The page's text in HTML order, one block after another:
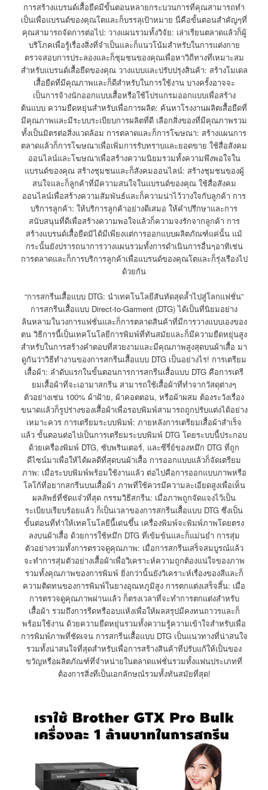
การสร้างแบรนด์เสื้อยืดมีขั้นตอนหลายกระบวนการที่คุณสามารถทำ
เป็นเพื่อแบรนด์ของคุณโตและก็บรรลุเป้าหมาย นี่คือขั้นตอนสำคัญๆที่
คุณสามารถจัดการต่อไป: วางแผนรวมทั้งวิจัย: เล่าเรียนตลาดแล้วก็ผู้
บริโภคเพื่อรู้เรื่องสิ่งที่จำเป็นและก็แนวโน้มสำหรับในการแต่งกาย
ตรวจสอบการประลองและก็ชุมชนของคุณเพื่อหาวิถีทางที่เหมาะสม
สำหรับแบรนด์เสื้อยืดของคุณ วางแบบและปรับปรุงสินค้า: สร้างโมเดล
เสื้อยืดที่มีคุณภาพและก็ดีสำหรับในการใช้งาน บางครั้งอาจจะ
เป็นการจ้างนักออกแบบเสื้อหรือใช้โปรแกรมออกแบบเพื่อสร้าง
ต้นแบบ ความยืดหยุ่นสำหรับเพื่อการผลิต: ค้นหาโรงงานผลิตเสื้อยืดที่
มีคุณภาพและมีระบบระเบียบการผลิตที่ดี เลือกสิ่งของที่มีคุณภาพรวม
ทั้งเป็นมิตรต่อสิ่งแวดล้อม การตลาดและก็การโฆษณา: สร้างแผนการ
ตลาดแล้วก็การโฆษณาเพื่อเพิ่มการรับทราบและยอดขาย ใช้สื่อสังคม
ออนไลน์และโฆษณาเพื่อสร้างความนิยมรวมทั้งความพึงพอใจใน
แบรนด์ของคุณ สร้างชุมชนและก็สังคมออนไลน์: สร้างชุมชนของผู้
สนใจและก็ลูกค้าที่มีความสนใจในแบรนด์ของคุณ ใช้สื่อสังคม
ออนไลน์เพื่อสร้างความสัมพันธ์และก็ความน่าไว้วางใจกับลูกค้า การ
บริการลูกค้า: ให้บริการลูกค้าอย่างดีเสมอ ให้คำปรึกษาและการ
สนับสนุนที่ดีเพื่อสร้างความพอใจแล้วก็ความจงรักจากลูกค้า การ
สร้างแบรนด์เสื้อยืดมิได้มีเพียงแต่การออกแบบผลิตภัณฑ์แค่นั้น แม้
กระนั้นยังปรารถนาการวางแผนรวมทั้งการดำเนินการอื่นๆอาทิเช่น
การตลาดและก็การบริการลูกค้าเพื่อแบรนด์ของคุณโตและก็รุ่งเรืองไป
ด้วยกัน
“การสกรีนเสื้อแบบ DTG: นำเทคโนโลยีสันทัดสุดล้ำไปสู่โลกแฟชั่น”
การสกรีนเสื้อแบบ Direct-to-Garment (DTG) ได้เป็นที่นิยมอย่าง
ล้นหลามในวงการแฟชั่นและก็การตลาดสินค้าที่มีการวางแบบเองของ
ตน วิธีการนี้เป็นเทคโนโลยีการพิมพ์ที่ทันสมัยและก็มีความยืดหยุ่นสูง
สำหรับในการสร้างคำตอบที่สวยงามและมีคุณภาพสูงสุดบนผ้าเสื้อ มา
ดูกันว่าวิธีทำงานของการสกรีนเสื้อแบบ DTG เป็นอย่างไร! การเตรียม
เสื้อผ้า: ลำดับแรกในขั้นตอนการการสกรีนเสื้อแบบ DTG คือการเตรี
ยมเสื้อผ้าที่จะเอามาสกรีน สามารถใช้เสื้อผ้าที่ทำจากวัสดุต่างๆ
ตัวอย่างเช่น 100% ผ้าฝ้าย, ผ้าคอตตอน, หรือผ้าผสม ต้องระวังเรื่อง
ขนาดแล้วก็รูปร่างของเสื้อผ้าเพื่อรอบพิมพ์สามารถถูกปรับแต่งได้อย่าง
เหมาะควร การเตรียมระบบพิมพ์: ภายหลังการเตรียมเสื้อผ้าสำเร็จ
แล้ว ขั้นตอนต่อไปเป็นการเตรียมระบบพิมพ์ DTG โดยระบบนี้ประกอบ
ด้วยเครื่องพิมพ์ DTG, ซับพรินเตอร์, และซีรี่ย์ของหมึก DTG ที่ถูก
ดีไซน์มาเพื่อให้ได้ผลดีที่สุดบนผ้าเสื้อ การออกแบบแล้วก็จัดเตรียม
ภาพ: เมื่อระบบพิมพ์พร้อมใช้งานแล้ว ต่อไปคือการออกแบบภาพหรือ
โลโก้ที่อยากสกรีนบนเสื้อผ้า ภาพที่ใช้ควรมีความละเอียดสูงเพื่อเห็น
ผลลัพธ์ที่ชัดแจ๋วที่สุด กรรมวิธีสกรีน: เมื่อภาพถูกจัดแจงไว้เป็น
ระเบียบเรียบร้อยแล้ว ก็เป็นเวลาของการสกรีนเสื้อแบบ DTG ซึ่งเป็น
ขั้นตอนที่ทำให้เทคโนโลยีนี้เด่นขึ้น เครื่องพิมพ์จะพิมพ์ภาพโดยตรง
ลงบนผ้าเสื้อ ด้วยการใช้หมึก DTG ที่เข้มข้นและก็แม่นยำ การสุ่ม
ตัวอย่างรวมทั้งการตรวจดูคุณภาพ: เมื่อการสกรีนเสร็จสมบูรณ์แล้ว
จะทำการสุ่มตัวอย่างเสื้อผ้าเพื่อวิเคราะห์ความถูกต้องแน่ใจของภาพ
รวมทั้งคุณภาพของการพิมพ์ ยิ่งกว่านั้นยังวิเคราะห์เรื่องของสีและก็
ความติดทนของการพิมพ์ในยางอุณหภูมิสูง การตกแต่งเสร็จสิ้น: เมื่อ
การตรวจดูคุณภาพผ่านแล้ว ก็ตรงเวลาที่จะทำการตกแต่งสำหรับ
เสื้อผ้า รวมถึงการรีดหรืออบแห้งเพื่อให้ผลสรุปมีคงทนถาวรและก็
พร้อมใช้งาน ด้วยความยืดหยุ่นรวมทั้งความรู้ความเข้าใจสำหรับเพื่อ
การพิมพ์ภาพที่ชัดเจน การสกรีนเสื้อแบบ DTG เป็นแนวทางที่น่าสนใจ
รวมทั้งน่าสนใจที่สุดสำหรับเพื่อการสร้างสินค้าที่ปรับแก้ให้เป็นของ
ขวัญหรือผลิตภัณฑ์ที่จำหน่ายในตลาดแฟชั่นรวมทั้งแฟนประเภทที่
ต้องการสิ่งที่เป็นเอกลักษณ์รวมทั้งทันสมัยที่สุด!